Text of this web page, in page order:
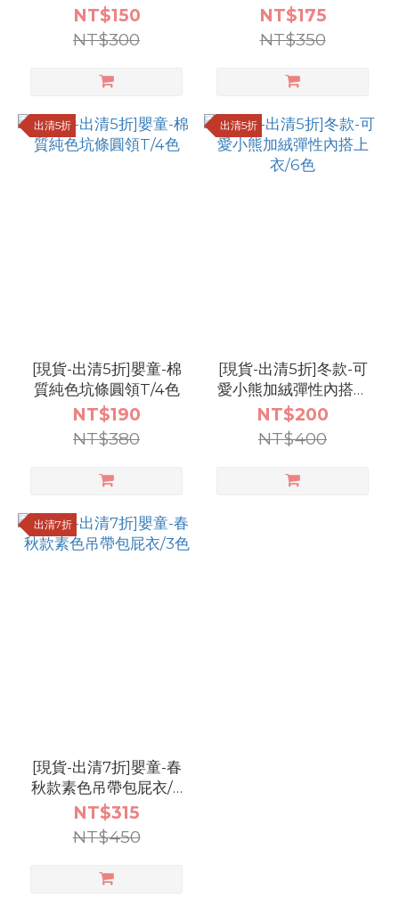
NT$150
NT$300
NT$175
NT$350
出清5折
[現貨-出清5折]嬰童-棉
質純色坑條圓領T/4色
NT$190
NT$380
出清5折
[現貨-出清5折]冬款-可
愛小熊加絨彈性內搭上
衣/6色
NT$200
NT$400
出清7折
[現貨-出清7折]嬰童-春
秋款素色吊帶包屁衣/3
色
NT$315
NT$450